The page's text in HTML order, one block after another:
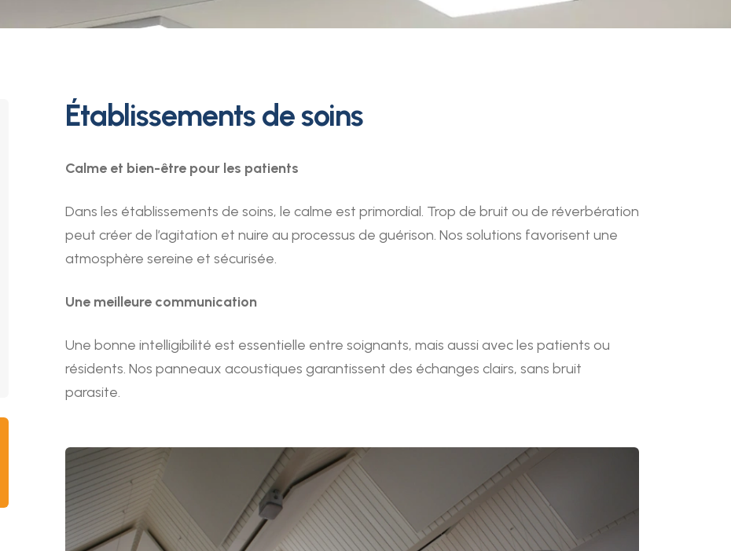
Établissements de soins
Calme et bien-être pour les patients
Dans les établissements de soins, le calme est primordial. Trop de bruit ou de réverbération
peut créer de l’agitation et nuire au processus de guérison. Nos solutions favorisent une
atmosphère sereine et sécurisée.
Une meilleure communication
Une bonne intelligibilité est essentielle entre soignants, mais aussi avec les patients ou
résidents. Nos panneaux acoustiques garantissent des échanges clairs, sans bruit
parasite.
Afbeeldingen